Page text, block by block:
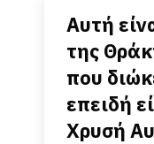
Αυτή
της
που
επειδή
Χρυσή